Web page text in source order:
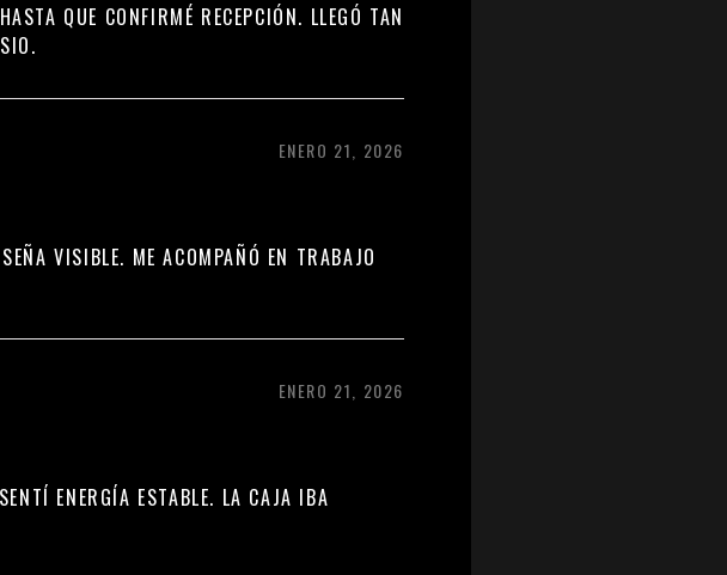
QUE CONFIRMÉ RECEPCIÓN. LLEGÓ TAN
ENERO 21, 2026
VISIBLE. ME ACOMPAÑÓ EN TRABAJO
ENERO 21, 2026
ENERGÍA ESTABLE. LA CAJA IBA